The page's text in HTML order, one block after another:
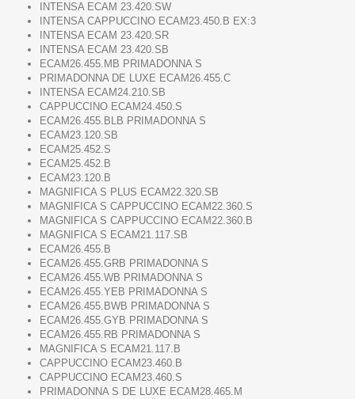
INTENSA ECAM 23.420.SW
INTENSA CAPPUCCINO ECAM23.450.B EX:3
INTENSA ECAM 23.420.SR
INTENSA ECAM 23.420.SB
ECAM26.455.MB PRIMADONNA S
PRIMADONNA DE LUXE ECAM26.455.C
INTENSA ECAM24.210.SB
CAPPUCCINO ECAM24.450.S
ECAM26.455.BLB PRIMADONNA S
ECAM23.120.SB
ECAM25.452.S
ECAM25.452.B
ECAM23.120.B
MAGNIFICA S PLUS ECAM22.320.SB
MAGNIFICA S CAPPUCCINO ECAM22.360.S
MAGNIFICA S CAPPUCCINO ECAM22.360.B
MAGNIFICA S ECAM21.117.SB
ECAM26.455.B
ECAM26.455.GRB PRIMADONNA S
ECAM26.455.WB PRIMADONNA S
ECAM26.455.YEB PRIMADONNA S
ECAM26.455.BWB PRIMADONNA S
ECAM26.455.GYB PRIMADONNA S
ECAM26.455.RB PRIMADONNA S
MAGNIFICA S ECAM21.117.B
CAPPUCCINO ECAM23.460.B
CAPPUCCINO ECAM23.460.S
PRIMADONNA S DE LUXE ECAM28.465.M